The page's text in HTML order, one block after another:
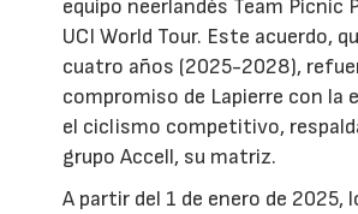
equipo neerlandés Team Picnic
UCI World Tour. Este acuerdo,
cuatro años (2025-2028),
compromiso de Lapierre con la
el ciclismo competitivo,
grupo Accell, su matriz.
A partir del 1 de enero de 2025,